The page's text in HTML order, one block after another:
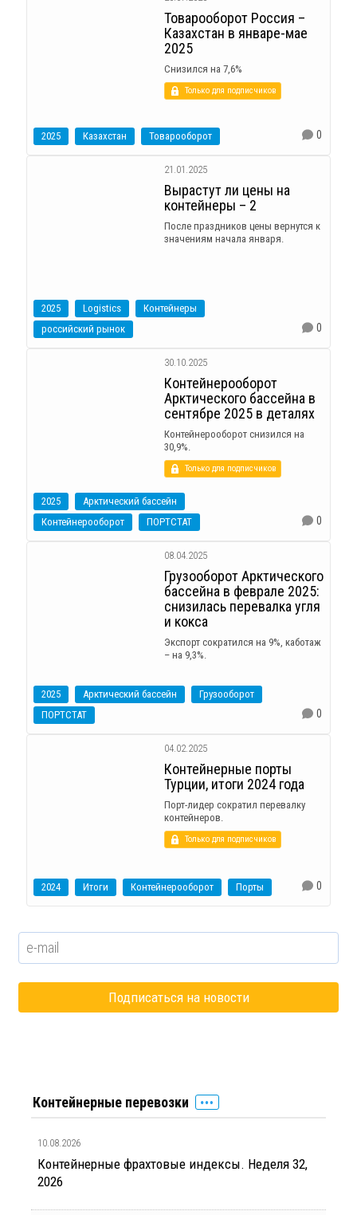
Товарооборот Россия –
Казахстан в январе-мае
2025
Снизился на 7,6%
Только для подписчиков
2025 Казахстан Товарооборот 0
21.01.2025
Вырастут ли цены на
контейнеры – 2
После праздников цены вернутся к
значениям начала января.
2025 Logistics
Контейнеры
российский рынок
0
30.10.2025
Контейнерооборот
Арктического бассейна в
сентябре 2025 в деталях
Контейнерооборот снизился на
30,9%.
Только для подписчиков
2025
Арктический бассейн
Контейнерооборот
ПОРТСТАТ 0
08.04.2025
Грузооборот Арктического
бассейна в феврале 2025:
снизилась перевалка угля
и кокса
Экспорт сократился на 9%, каботаж
– на 9,3%.
2025 Арктический бассейн
Грузооборот
ПОРТСТАТ
0
04.02.2025
Контейнерные порты
Турции, итоги 2024 года
Порт-лидер сократил перевалку
контейнеров.
Только для подписчиков
2024 Итоги Контейнерооборот Порты 0
Контейнерные перевозки
10.08.2026
Контейнерные фрахтовые индексы. Неделя 32,
2026